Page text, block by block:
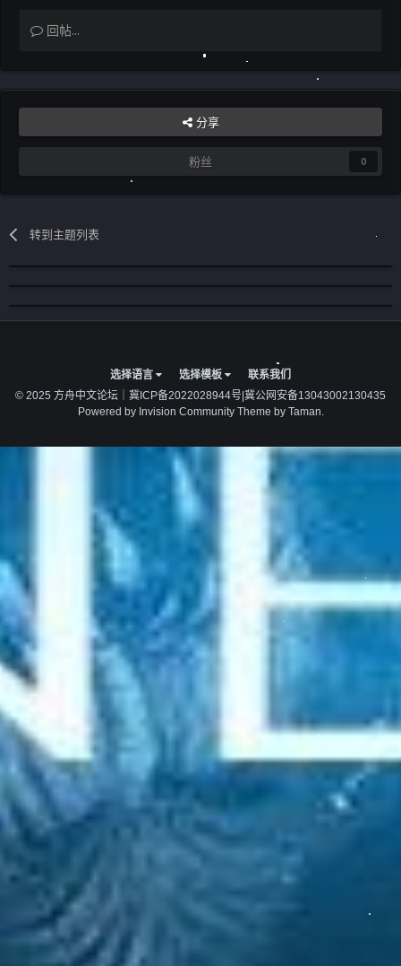
回帖...
分享
粉丝 0
转到主题列表
选择语言 选择模板
联系我们
© 2025 方舟中文论坛｜ 冀ICP备2022028944号|冀公网安备13043002130435
Powered by Invision Community Theme by Taman.